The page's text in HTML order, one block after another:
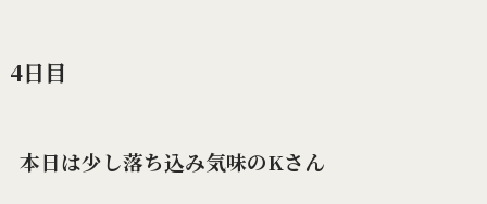
4日目
本日は少し落ち込み気味のKさん